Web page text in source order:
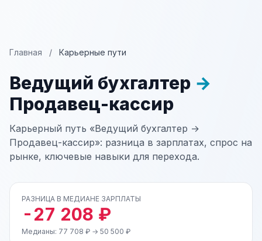
Главная / Карьерные пути
Ведущий бухгалтер →
Продавец-кассир
Карьерный путь «Ведущий бухгалтер →
Продавец-кассир»: разница в зарплатах, спрос на
рынке, ключевые навыки для перехода.
РАЗНИЦА В МЕДИАНЕ ЗАРПЛАТЫ
-27 208 ₽
Медианы: 77 708 ₽ → 50 500 ₽